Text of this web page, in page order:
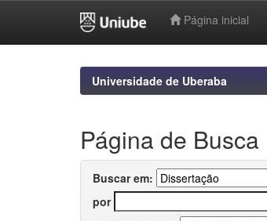
Página inicial
Universidade de Uberaba
Página de Busca
Buscar em:
por